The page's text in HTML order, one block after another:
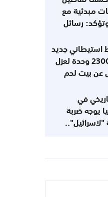
مبدئية مع
رسائل
للعودة إلى
جديد
يضم 2300 وحدة لعزل
عن بيت لحم
في
يوجه ضربة
"لاسرائيل"..